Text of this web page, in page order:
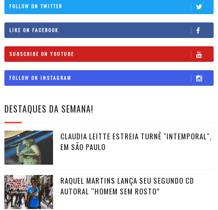
FOLLOW ON TWITTER
LIKE ON FACEBOOK
SUBSCRIBE ON YOUTUBE
FOLLOW ON INSTAGRAM
DESTAQUES DA SEMANA!
CLAUDIA LEITTE ESTREIA TURNÊ "INTEMPORAL",
EM SÃO PAULO
RAQUEL MARTINS LANÇA SEU SEGUNDO CD
AUTORAL “HOMEM SEM ROSTO”